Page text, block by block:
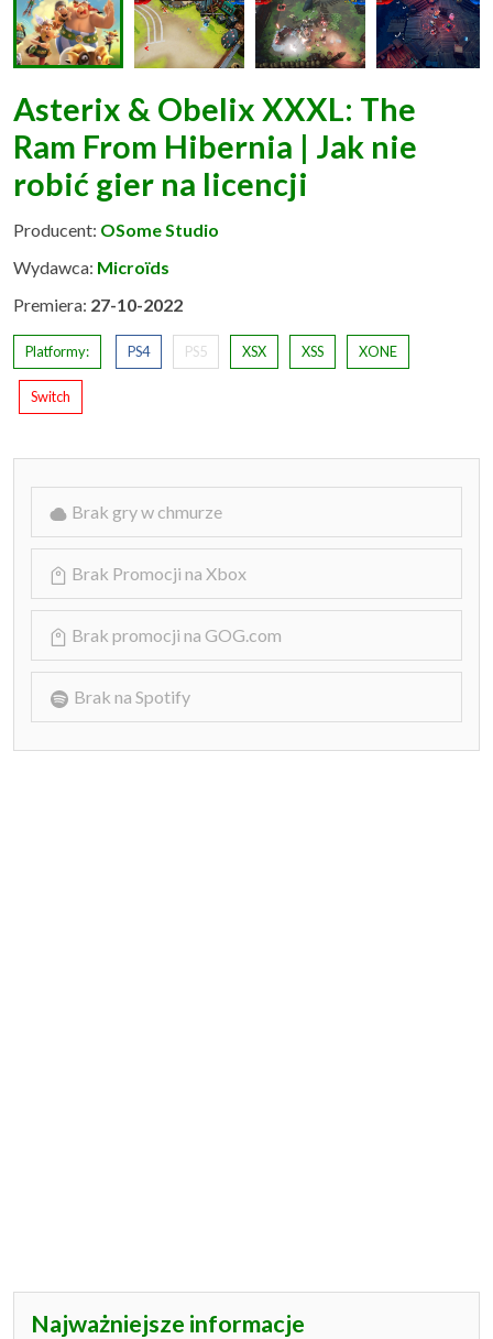
Asterix & Obelix XXXL: The
Ram From Hibernia | Jak nie
robić gier na licencji
Producent: OSome Studio
Wydawca: Microïds
Premiera: 27-10-2022
Platformy: PS4 PS5 XSX XSS XONE
Switch
Brak gry w chmurze
Brak Promocji na Xbox
Brak promocji na GOG.com
Brak na Spotify
Najważniejsze informacje